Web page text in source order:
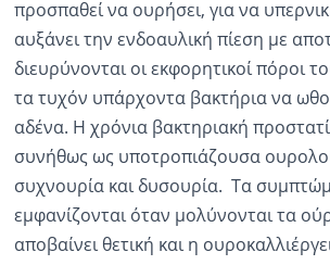
προσπαθεί να ουρήσει, για να
αυξάνει την ενδοαυλική πίεση με
διευρύνονται οι εκφορητικοί πόροι
τα τυχόν υπάρχοντα βακτήρια να
αδένα. Η χρόνια βακτηριακή
συνήθως ως υποτροπιάζουσα
συχνουρία και δυσουρία. Τα
εμφανίζονται όταν μολύνονται τα
αποβαίνει θετική και η